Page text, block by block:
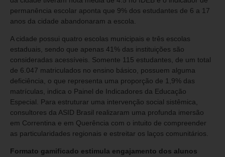
permanência escolar aponta que 9% dos estudantes de 6 a 17
anos da cidade abandonaram a escola.
A cidade possui quatro escolas municipais e três escolas
estaduais, sendo que apenas 41% das instituições são
consideradas acessíveis. Somente 115 estudantes, de um total
de 6.047 matriculados no ensino básico, possuem alguma
deficiência, o que representa uma proporção de 1,9% das
matrículas, indica o Painel de Indicadores da Educação
Especial. Para estruturar uma intervenção social sistêmica,
consultores da ASID Brasil realizaram uma profunda imersão
em Correntina e em Querência com o intuito de compreender
as particularidades regionais e estreitar os laços comunitários.
Formato gamificado estimula engajamento dos alunos